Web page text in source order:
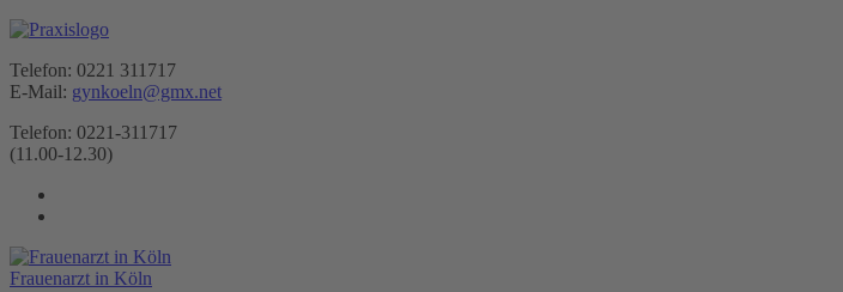
Telefon: 0221 311717
E-Mail: gynkoeln@gmx.net
Telefon: 0221-311717
(11.00-12.30)
Frauenarzt in Köln